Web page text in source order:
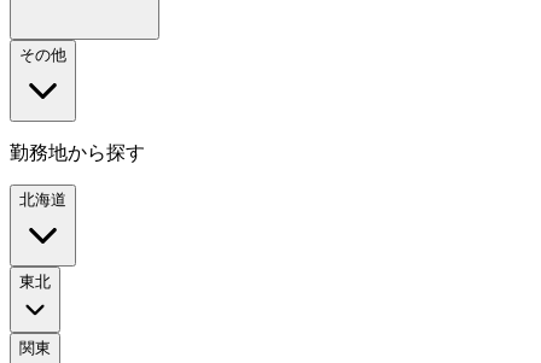
その他
勤務地から探す
北海道
東北
関東